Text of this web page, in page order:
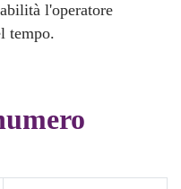
l'operatore
tempo.